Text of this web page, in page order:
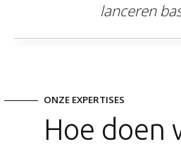
lanceren
ONZE EXPERTISES
Hoe doen